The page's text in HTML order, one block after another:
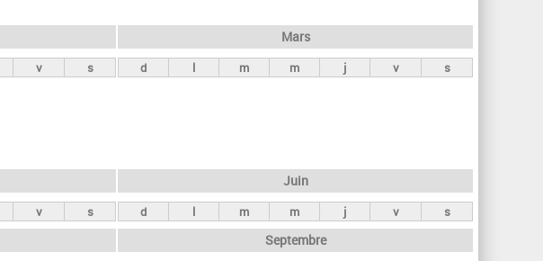
r
c
v s
Mars
d l m m j v s
v s
Juin
d l m m j v s
Septembre